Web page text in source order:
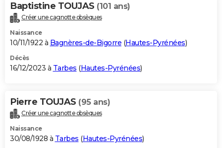
Baptistine TOUJAS (101 ans)
Créer une cagnotte obsèques
Naissance
10/11/1922 à Bagnères-de-Bigorre (Hautes-Pyrénées)
Décès
16/12/2023 à Tarbes (Hautes-Pyrénées)
Pierre TOUJAS (95 ans)
Créer une cagnotte obsèques
Naissance
30/08/1928 à Tarbes (Hautes-Pyrénées)